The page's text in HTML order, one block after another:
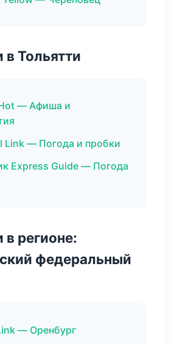
Тольятти
— Афиша и
Link — Погода и пробки
Express Guide — Погода
регионе:
федеральный
— Оренбург